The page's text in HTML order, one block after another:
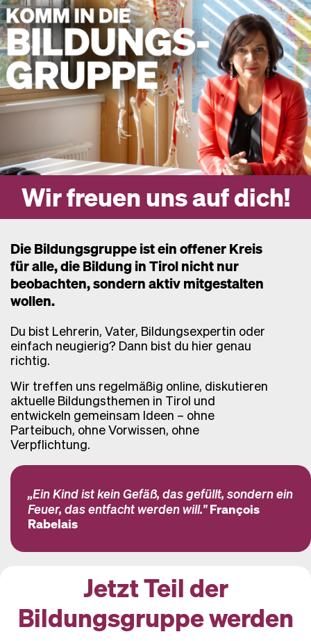
Wir freuen uns auf dich!
Die Bildungsgruppe ist ein offener Kreis
für alle, die Bildung in Tirol nicht nur
beobachten, sondern aktiv mitgestalten
wollen.
Du bist Lehrerin, Vater, Bildungsexpertin oder
einfach neugierig? Dann bist du hier genau
richtig.
Wir treffen uns regelmäßig online, diskutieren
aktuelle Bildungsthemen in Tirol und
entwickeln gemeinsam Ideen – ohne
Parteibuch, ohne Vorwissen, ohne
Verpflichtung.
„Ein Kind ist kein Gefäß, das gefüllt, sondern ein
Feuer, das entfacht werden will."François
Rabelais
Jetzt Teil der
Bildungsgruppe werden